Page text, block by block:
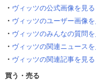
ヴィッツの公式画像を見る
ヴィッツのユーザー画像を
ヴィッツのみんなの質問を
ヴィッツの関連ニュースを
ヴィッツの関連記事を見る
買う・売る